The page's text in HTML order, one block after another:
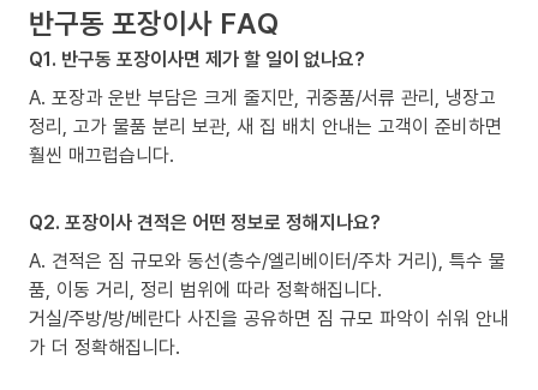
반구동 포장이사 FAQ
Q1. 반구동 포장이사면 제가 할 일이 없나요?
A. 포장과 운반 부담은 크게 줄지만, 귀중품/서류 관리, 냉장고
정리, 고가 물품 분리 보관, 새 집 배치 안내는 고객이 준비하면
훨씬 매끄럽습니다.
Q2. 포장이사 견적은 어떤 정보로 정해지나요?
A. 견적은 짐 규모와 동선(층수/엘리베이터/주차 거리), 특수 물
품, 이동 거리, 정리 범위에 따라 정확해집니다.
거실/주방/방/베란다 사진을 공유하면 짐 규모 파악이 쉬워 안내
가 더 정확해집니다.